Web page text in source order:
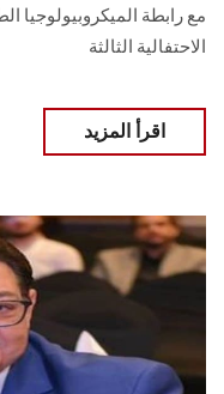
مع رابطة الميكروبيولوجيا
الاحتفالية الثالثة
اقرأ المزيد